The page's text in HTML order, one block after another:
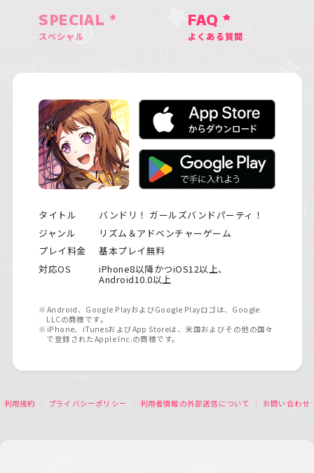
SPECIAL
スペシャル
FAQ
よくある質問
タイトル
バンドリ！ ガールズバンドパーティ！
ジャンル
リズム＆アドベンチャーゲーム
プレイ料金
基本プレイ無料
対応OS
iPhone8以降かつiOS12以上、
Android10.0以上
※Android、Google PlayおよびGoogle Playロゴは、Google
LLCの商標です。
※iPhone、iTunesおよびApp Storeは、米国およびその他の国々
で登録されたApple Inc.の商標です。
利用規約 プライバシーポリシー 利用者情報の外部送信について お問い合わせ